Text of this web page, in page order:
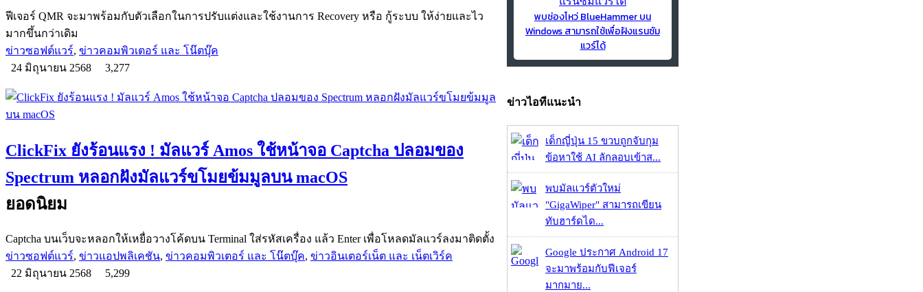
ฟีเจอร์ QMR จะมาพร้อมกับตัวเลือกในการปรับแต่งและใช้งานการ Recovery หรือ กู้ระบบ ให้ง่ายและไว
มากขึ้นกว่าเดิม
ข่าวซอฟต์แวร์, ข่าวคอมพิวเตอร์ และ โน๊ตบุ๊ค
24 มิถุนายน 2568
3,277
ClickFix ยังร้อนแรง ! มัลแวร์ Amos ใช้หน้าจอ Captcha ปลอมของ
Spectrum หลอกฝังมัลแวร์ขโมยข้มมูลบน macOS
ยอดนิยม
Captcha บนเว็บจะหลอกให้เหยื่อวางโค้ดบน Terminal ใส่รหัสเครื่อง แล้ว Enter เพื่อโหลดมัลแวร์ลงมาติดตั้ง
ข่าวซอฟต์แวร์, ข่าวแอปพลิเคชัน, ข่าวคอมพิวเตอร์ และ โน๊ตบุ๊ค, ข่าวอินเตอร์เน็ต และ เน็ตเวิร์ค
22 มิถุนายน 2568
5,299
พบช่องโหว่ BlueHammer บน
Windows สามารถใช้เพื่อฝังแรนซัม
แวร์ได้
ข่าวไอทีแนะนำ
เด็กญี่ปุ่น 15 ขวบถูกจับกุม
ข้อหาใช้ AI ลักลอบเข้าส...
พบมัลแวร์ตัวใหม่
"GigaWiper" สามารถเขียน
ทับฮาร์ดได...
Google ประกาศ Android 17
จะมาพร้อมกับฟีเจอร์
มากมาย...